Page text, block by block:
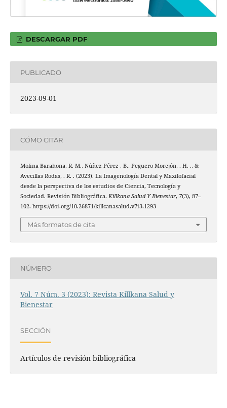
DESCARGAR PDF
PUBLICADO
2023-09-01
CÓMO CITAR
Molina Barahona, R. M., Núñez Pérez , B., Peguero Morejón, . H. ., &
Avecillas Rodas, . R. . (2023). La Imagenología Dental y Maxilofacial
desde la perspectiva de los estudios de Ciencia, Tecnología y
Sociedad. Revisión Bibliográfica. Killkana Salud Y Bienestar, 7(3), 87–
102. https://doi.org/10.26871/killcanasalud.v7i3.1293
Más formatos de cita
NÚMERO
Vol. 7 Núm. 3 (2023): Revista Killkana Salud y
Bienestar
SECCIÓN
Artículos de revisión bibliográfica